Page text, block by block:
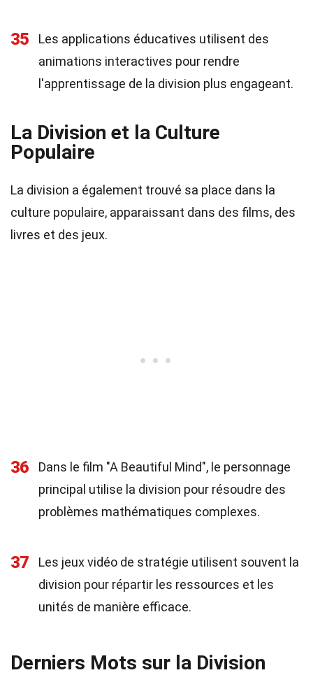
35
Les applications éducatives utilisent des
animations interactives pour rendre
l'apprentissage de la division plus engageant.
La Division et la Culture
Populaire
La division a également trouvé sa place dans la
culture populaire, apparaissant dans des films, des
livres et des jeux.
36
Dans le film "A Beautiful Mind", le personnage
principal utilise la division pour résoudre des
problèmes mathématiques complexes.
37
Les jeux vidéo de stratégie utilisent souvent la
division pour répartir les ressources et les
unités de manière efficace.
Derniers Mots sur la Division